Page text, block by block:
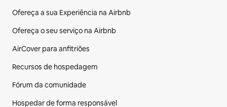
Ofereça a sua Experiência na Airbnb
Ofereça o seu serviço na Airbnb
AirCover para anfitriões
Recursos de hospedagem
Fórum da comunidade
Hospedar de forma responsável